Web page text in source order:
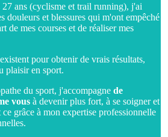
ans (cyclisme et trail running), j'ai
douleurs et blessures qui m'ont empêché
de mes courses et de réaliser mes
pour obtenir de vrais résultats,
plaisir en sport.
du sport, j'accompagne de
vous à devenir plus fort, à se soigner et
ce grâce à mon expertise professionnelle